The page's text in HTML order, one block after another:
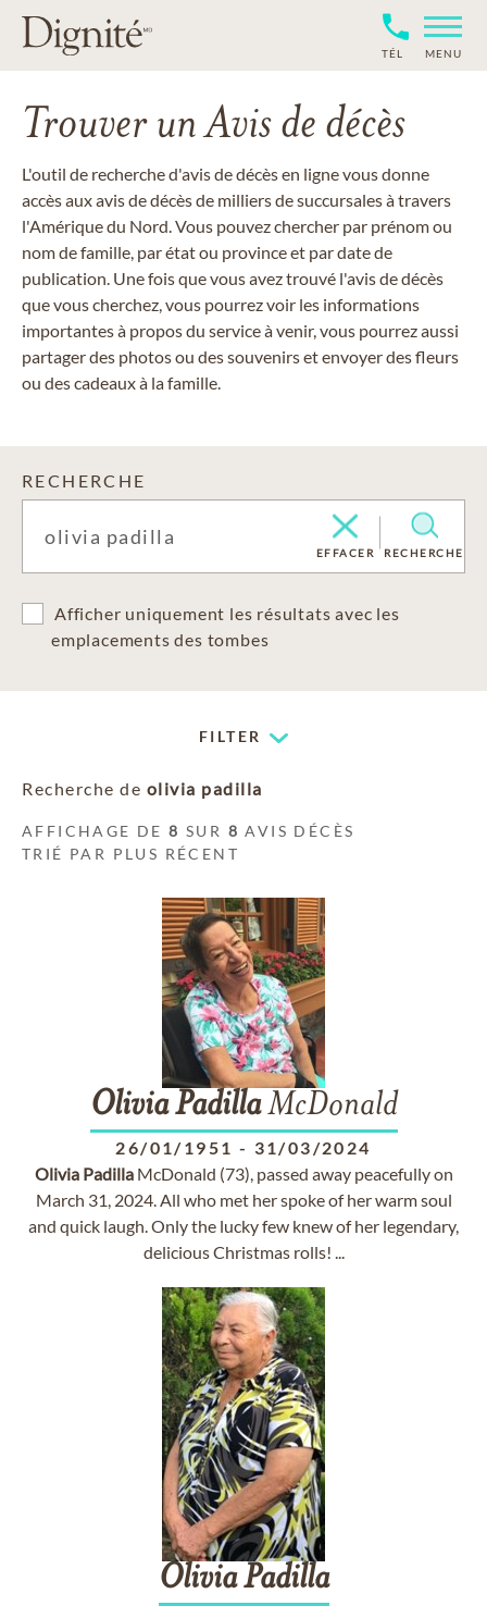
TÉL MENU
Trouver un Avis de décès
L'outil de recherche d'avis de décès en ligne vous donne
accès aux avis de décès de milliers de succursales à travers
l'Amérique du Nord. Vous pouvez chercher par prénom ou
nom de famille, par état ou province et par date de
publication. Une fois que vous avez trouvé l'avis de décès
que vous cherchez, vous pourrez voir les informations
importantes à propos du service à venir, vous pourrez aussi
partager des photos ou des souvenirs et envoyer des fleurs
ou des cadeaux à la famille.
RECHERCHE
EFFACER RECHERCHE
Afficher uniquement les résultats avec les
emplacements des tombes
FILTER
Recherche de olivia padilla
AFFICHAGE DE8 SUR 8 AVIS DÉCÈS
TRIÉ PAR PLUS RÉCENT
Olivia PadillaMcDonald
26/01/1951 - 31/03/2024
Olivia PadillaMcDonald (73), passed away peacefully on
March 31, 2024. All who met her spoke of her warm soul
and quick laugh. Only the lucky few knew of her legendary,
delicious Christmas rolls! ...
Olivia Padilla